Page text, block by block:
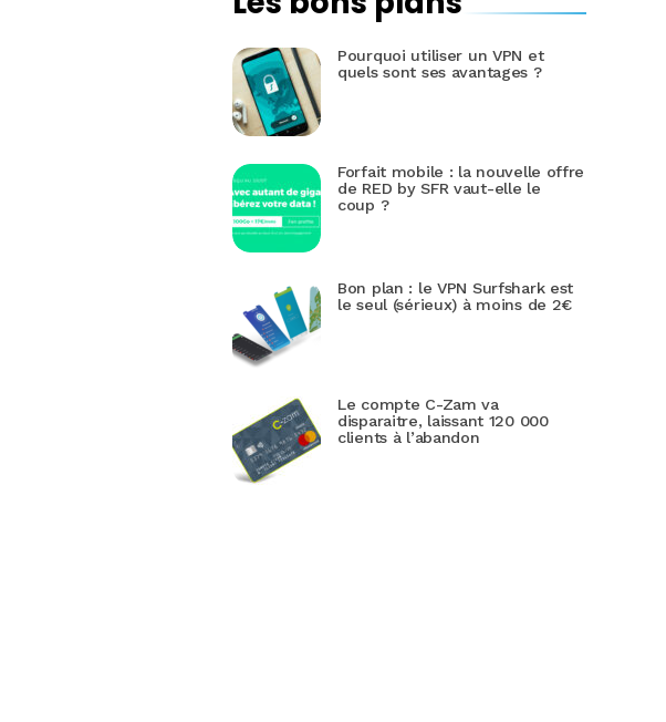
Pourquoi utiliser un VPN et
quels sont ses avantages ?
Forfait mobile : la nouvelle offre
de RED by SFR vaut-elle le
coup ?
Bon plan : le VPN Surfshark est
le seul (sérieux) à moins de 2€
Le compte C-Zam va
disparaitre, laissant 120 000
clients à l’abandon